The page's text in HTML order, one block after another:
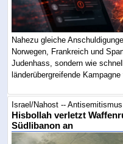
Nahezu gleiche
Norwegen, Frankreich und
Judenhass, sondern wie
länderübergreifende Kampagne
Israel/Nahost -- Antisemitismus
Hisbollah verletzt
Südlibanon an